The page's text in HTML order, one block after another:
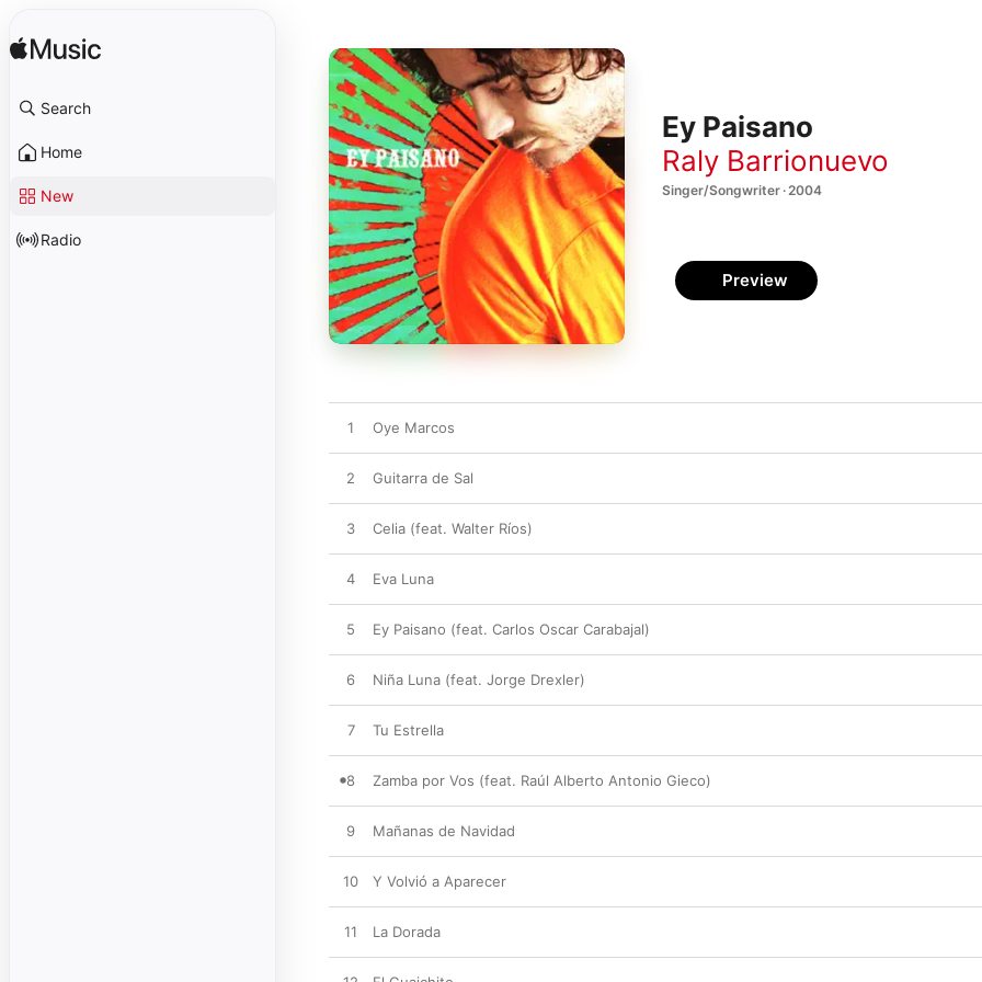
Search
Home
New
Radio
Ey Paisano
Raly Barrionuevo
Singer/Songwriter · 2004
Preview
1 Oye Marcos
2 Guitarra de Sal
3 Celia (feat. Walter Ríos)
4 Eva Luna
5 Ey Paisano (feat. Carlos Oscar Carabajal)
6 Niña Luna (feat. Jorge Drexler)
7 Tu Estrella
8 Zamba por Vos (feat. Raúl Alberto Antonio Gieco)
9 Mañanas de Navidad
10 Y Volvió a Aparecer
11 La Dorada